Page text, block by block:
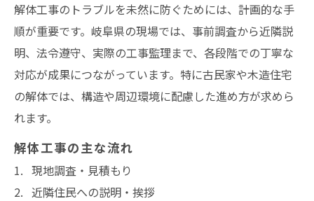
解体工事のトラブルを未然に防ぐためには、計画的な手
順が重要です。岐阜県の現場では、事前調査から近隣説
明、法令遵守、実際の工事監理まで、各段階での丁寧な
対応が成果につながっています。特に古民家や木造住宅
の解体では、構造や周辺環境に配慮した進め方が求めら
れます。
解体工事の主な流れ
現地調査・見積もり
近隣住民への説明・挨拶